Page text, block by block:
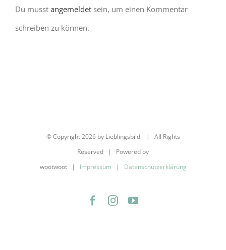
Du musst angemeldet sein, um einen Kommentar
schreiben zu können.
© Copyright2026 by Lieblingsbild | All Rights
Reserved | Powered by
wootwoot | Impressum | Datenschutzerklärung
Facebook
InstagramYouTube